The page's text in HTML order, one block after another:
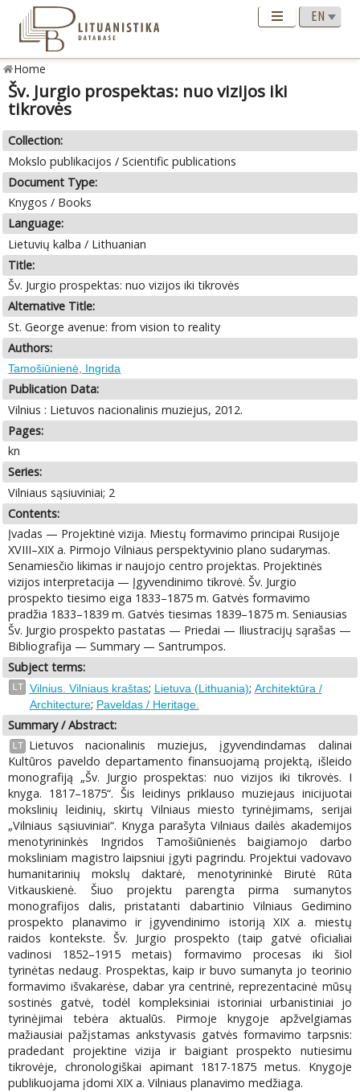
Home
Šv. Jurgio prospektas: nuo vizijos iki
tikrovės
Collection:
Mokslo publikacijos / Scientific publications
Document Type:
Knygos / Books
Language:
Lietuvių kalba / Lithuanian
Title:
Šv. Jurgio prospektas: nuo vizijos iki tikrovės
Alternative Title:
St. George avenue: from vision to reality
Authors:
Tamošiūnienė, Ingrida
Publication Data:
Vilnius : Lietuvos nacionalinis muziejus, 2012.
Pages:
kn
Series:
Vilniaus sąsiuviniai; 2
Contents:
Įvadas — Projektinė vizija. Miestų formavimo principai Rusijoje
XVIII–XIX a. Pirmojo Vilniaus perspektyvinio plano sudarymas.
Senamiesčio likimas ir naujojo centro projektas. Projektinės
vizijos interpretacija — Įgyvendinimo tikrovė. Šv. Jurgio
prospekto tiesimo eiga 1833–1875 m. Gatvės formavimo
pradžia 1833–1839 m. Gatvės tiesimas 1839–1875 m. Seniausias
Šv. Jurgio prospekto pastatas — Priedai — Iliustracijų sąrašas —
Bibliografija — Summary — Santrumpos.
Subject terms:
LT Vilnius. Vilniaus kraštas; Lietuva (Lithuania); Architektūra /
Architecture; Paveldas / Heritage.
Summary / Abstract:
LT
Lietuvos nacionalinis muziejus, įgyvendindamas dalinai
Kultūros paveldo departamento finansuojamą projektą, išleido
monografiją „Šv. Jurgio prospektas: nuo vizijos iki tikrovės. I
knyga. 1817–1875“. Šis leidinys priklauso muziejaus inicijuotai
mokslinių leidinių, skirtų Vilniaus miesto tyrinėjimams, serijai
„Vilniaus sąsiuviniai“. Knyga parašyta Vilniaus dailės akademijos
menotyrininkės Ingridos Tamošiūnienės baigiamojo darbo
moksliniam magistro laipsniui įgyti pagrindu. Projektui vadovavo
humanitarinių mokslų daktarė, menotyrininkė Birutė Rūta
Vitkauskienė. Šiuo projektu parengta pirma sumanytos
monografijos dalis, pristatanti dabartinio Vilniaus Gedimino
prospekto planavimo ir įgyvendinimo istoriją XIX a. miestų
raidos kontekste. Šv. Jurgio prospekto (taip gatvė oficialiai
vadinosi 1852–1915 metais) formavimo procesas iki šiol
tyrinėtas nedaug. Prospektas, kaip ir buvo sumanyta jo teorinio
formavimo išvakarėse, dabar yra centrinė, reprezentacinė mūsų
sostinės gatvė, todėl kompleksiniai istoriniai urbanistiniai jo
tyrinėjimai tebėra aktualūs. Pirmoje knygoje apžvelgiamas
mažiausiai pažįstamas ankstyvasis gatvės formavimo tarpsnis:
pradedant projektine vizija ir baigiant prospekto nutiesimu
tikrovėje, chronologiškai apimant 1817-1875 metus. Knygoje
publikuojama įdomi XIX a. Vilniaus planavimo medžiaga.